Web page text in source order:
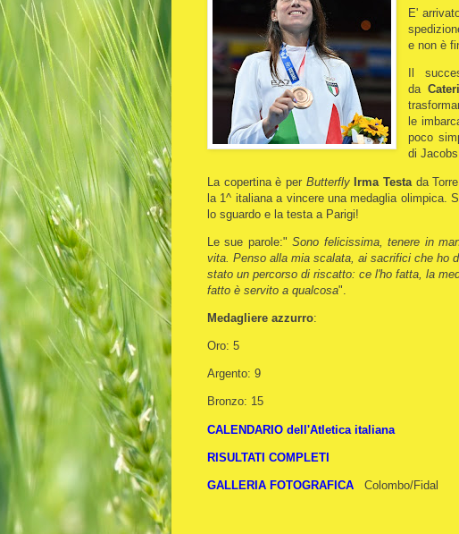
E'
e non è
Il
da
le
poco
di
La copertina è per Butterfly Irma Testa da
la 1^ italiana a vincere una medaglia olimpica.
lo sguardo e la testa a Parigi!
Le sue parole:"Sono felicissima, tenere in
vita. Penso alla mia scalata, ai sacrifici che ho
stato un percorso di riscatto: ce l'ho fatta, la
fatto è servito a qualcosa".
Medagliere azzurro:
Oro: 5
Argento: 9
Bronzo: 15
CALENDARIO dell'Atletica italiana
RISULTATI COMPLETI
GALLERIA FOTOGRAFICA Colombo/Fidal